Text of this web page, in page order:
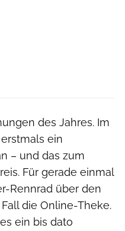
des Jahres. Im
ein
– und das zum
Für gerade einmal
Rennrad über den
die Online-Theke.
ein bis dato